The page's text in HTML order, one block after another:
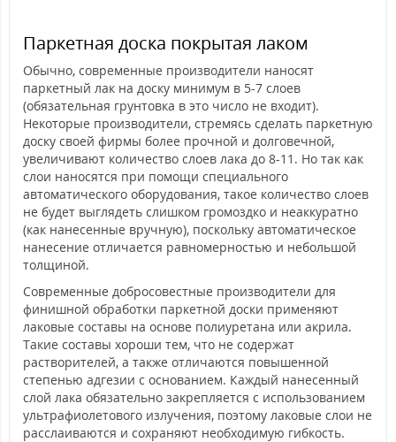
Паркетная доска покрытая лаком
Обычно, современные производители наносят
паркетный лак на доску минимум в 5-7 слоев
(обязательная грунтовка в это число не входит).
Некоторые производители, стремясь сделать паркетную
доску своей фирмы более прочной и долговечной,
увеличивают количество слоев лака до 8-11. Но так как
слои наносятся при помощи специального
автоматического оборудования, такое количество слоев
не будет выглядеть слишком громоздко и неаккуратно
(как нанесенные вручную), поскольку автоматическое
нанесение отличается равномерностью и небольшой
толщиной.
Современные добросовестные производители для
финишной обработки паркетной доски применяют
лаковые составы на основе полиуретана или акрила.
Такие составы хороши тем, что не содержат
растворителей, а также отличаются повышенной
степенью адгезии с основанием. Каждый нанесенный
слой лака обязательно закрепляется с использованием
ультрафиолетового излучения, поэтому лаковые слои не
расслаиваются и сохраняют необходимую гибкость.